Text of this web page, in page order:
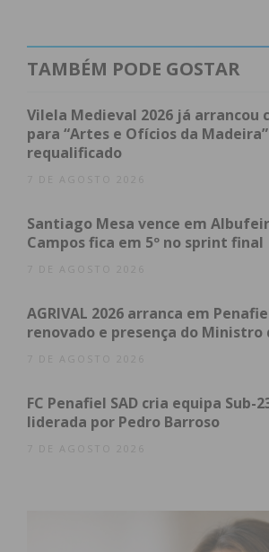
conveniente e, depois do objeto
destinatário é extremamente
envio via SMS e email do código
permite interagir com o Cacifo e
encomenda.
Esta parceria, no âmbito da oferta
CTT, dá continuidade ao propósito
Imediato
atualizada.
TAMBÉM PODE GOSTAR
Vilela Medieval 2026 já arrancou
para “Artes e Ofícios da
requalificado
7 DE AGOSTO 2026
Santiago Mesa vence em
Campos fica em 5º no sprint final
7 DE AGOSTO 2026
AGRIVAL 2026 arranca em
renovado e presença do
7 DE AGOSTO 2026
FC Penafiel SAD cria equipa Sub-
liderada por Pedro Barroso
7 DE AGOSTO 2026